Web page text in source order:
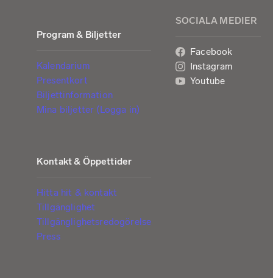
Program & Biljetter
Kalendarium
Presentkort
Biljettinformation
Mina biljetter (Logga in)
Kontakt & Öppettider
Hitta hit & kontakt
Tillgänglighet
Tillgänglighetsredogörelse
Press
SOCIALA MEDIER
Facebook
Instagram
Youtube